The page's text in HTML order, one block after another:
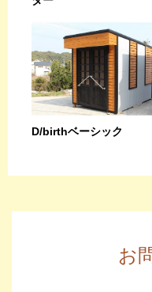
D/birthベーシック
お